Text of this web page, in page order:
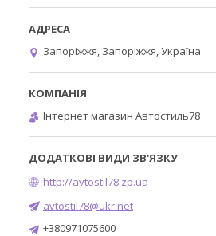
Запоріжжя, Запоріжжя, Україна
Інтернет магазин Автостиль78
http://avtostil78.zp.ua
avtostil78@ukr.net
+380971075600